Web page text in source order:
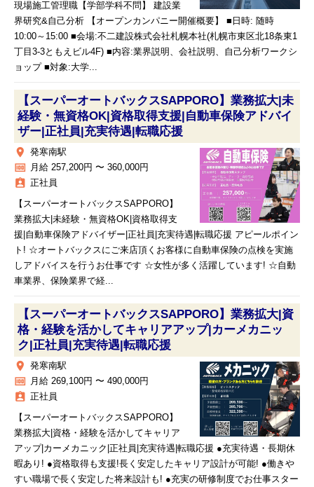
現場施工管理職【学部学科不問】 建設業
界研究&自己分析 【オープンカンパニー開催概要】 ■日時: 随時
10:00～15:00 ■会場:不二建設株式会社札幌本社(札幌市東区北18条東1
丁目3-3ともえビル4F) ■内容:業界説明、会社説明、自己分析ワークシ
ョップ ■対象:大学...
【スーパーオートバックスSAPPORO】業務拡大|未
経験・無資格OK|資格取得支援|自動車保険アドバイ
ザー|正社員|充実待遇|転職応援
place 発寒南駅
money 月給 257,200円 〜 360,000円
assignment_ind 正社員
【スーパーオートバックスSAPPORO】
業務拡大|未経験・無資格OK|資格取得支
援|自動車保険アドバイザー|正社員|充実待遇|転職応援 アピールポイン
ト! ☆オートバックスにご来店頂くお客様に自動車保険の点検を実施
しアドバイスを行うお仕事です ☆女性が多く活躍しています! ☆自動
車業界、保険業界で経...
【スーパーオートバックスSAPPORO】業務拡大|資
格・経験を活かしてキャリアアップ|カーメカニッ
ク|正社員|充実待遇|転職応援
place 発寒南駅
money 月給 269,100円 〜 490,000円
assignment_ind 正社員
【スーパーオートバックスSAPPORO】
業務拡大|資格・経験を活かしてキャリア
アップ|カーメカニック|正社員|充実待遇|転職応援 ●充実待遇・長期休
暇あり! ●資格取得も支援!長く安定したキャリア設計が可能! ●働きや
すい職場で長く安定した将来設計も! ●充実の研修制度でお仕事スター